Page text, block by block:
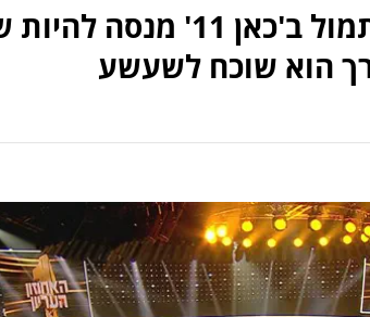
'האחוזון העליון' שעלה אתמול
הוא שוכח לשעשע